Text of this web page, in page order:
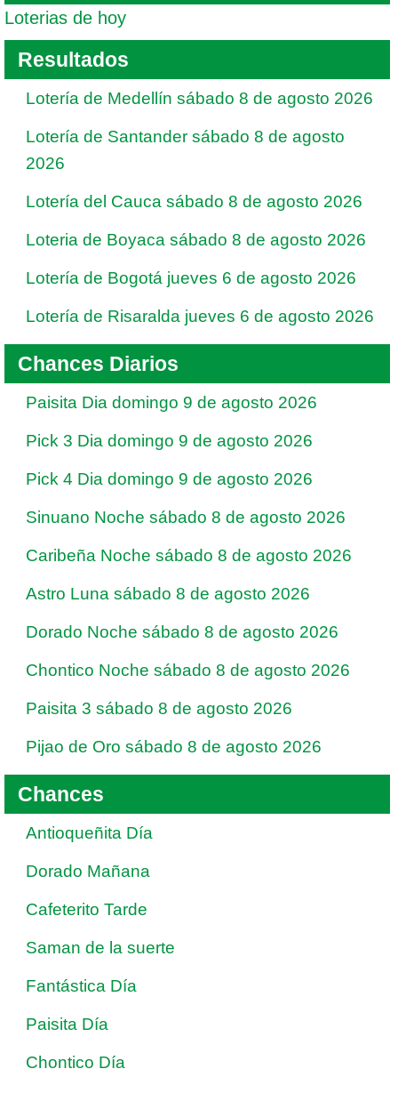
Loterias de hoy
Resultados
Lotería de Medellín sábado 8 de agosto 2026
Lotería de Santander sábado 8 de agosto
2026
Lotería del Cauca sábado 8 de agosto 2026
Loteria de Boyaca sábado 8 de agosto 2026
Lotería de Bogotá jueves 6 de agosto 2026
Lotería de Risaralda jueves 6 de agosto 2026
Chances Diarios
Paisita Dia domingo 9 de agosto 2026
Pick 3 Dia domingo 9 de agosto 2026
Pick 4 Dia domingo 9 de agosto 2026
Sinuano Noche sábado 8 de agosto 2026
Caribeña Noche sábado 8 de agosto 2026
Astro Luna sábado 8 de agosto 2026
Dorado Noche sábado 8 de agosto 2026
Chontico Noche sábado 8 de agosto 2026
Paisita 3 sábado 8 de agosto 2026
Pijao de Oro sábado 8 de agosto 2026
Chances
Antioqueñita Día
Dorado Mañana
Cafeterito Tarde
Saman de la suerte
Fantástica Día
Paisita Día
Chontico Día